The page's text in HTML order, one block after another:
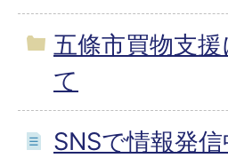
五條市買物支
て
SNSで情報発信